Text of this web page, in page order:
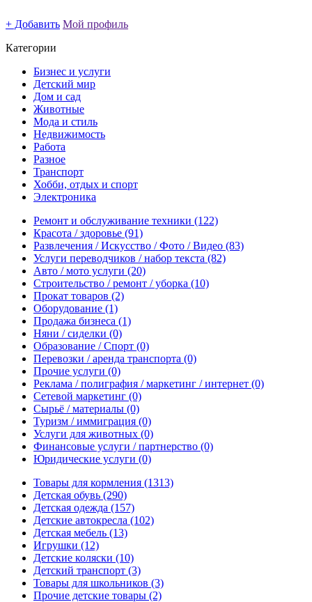
+ Добавить Мой профиль
Категории
Бизнес и услуги
Детский мир
Дом и сад
Животные
Мода и стиль
Недвижимость
Работа
Разное
Транспорт
Хобби, отдых и спорт
Электроника
Ремонт и обслуживание техники (122)
Красота / здоровье (91)
Развлечения / Искусство / Фото / Видео (83)
Услуги переводчиков / набор текста (82)
Авто / мото услуги (20)
Строительство / ремонт / уборка (10)
Прокат товаров (2)
Оборудование (1)
Продажа бизнеса (1)
Няни / сиделки (0)
Образование / Спорт (0)
Перевозки / аренда транспорта (0)
Прочие услуги (0)
Реклама / полиграфия / маркетинг / интернет (0)
Сетевой маркетинг (0)
Сырьё / материалы (0)
Туризм / иммиграция (0)
Услуги для животных (0)
Финансовые услуги / партнерство (0)
Юридические услуги (0)
Товары для кормления (1313)
Детская обувь (290)
Детская одежда (157)
Детские автокресла (102)
Детская мебель (13)
Игрушки (12)
Детские коляски (10)
Детский транспорт (3)
Товары для школьников (3)
Прочие детские товары (2)